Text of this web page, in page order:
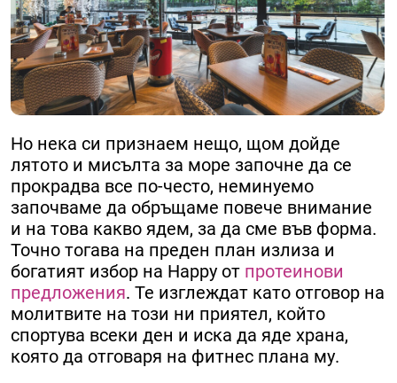
Но нека си признаем нещо, щом дойде
лятото и мисълта за море започне да се
прокрадва все по-често, неминуемо
започваме да обръщаме повече внимание
и на това какво ядем, за да сме във форма.
Точно тогава на преден план излиза и
богатият избор на Happy от протеинови
предложения. Те изглеждат като отговор на
молитвите на този ни приятел, който
спортува всеки ден и иска да яде храна,
която да отговаря на фитнес плана му.